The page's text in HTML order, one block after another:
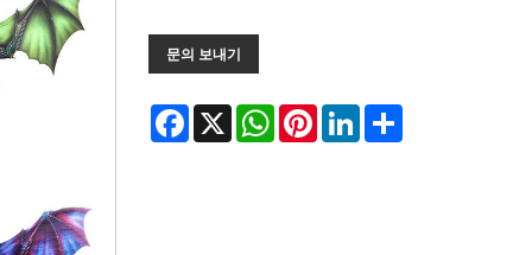
문의 보내기
Facebook
X WhatsApp
PinterestLinkedIn